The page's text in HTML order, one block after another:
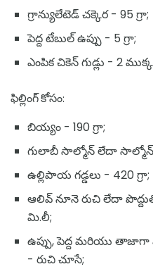
గ్రాన్యులేటెడ్ చక్కెర - 95 గ్రా;
పెద్ద టేబుల్ ఉప్పు - 5 గ్రా;
ఎంపిక చికెన్ గుడ్లు - 2
ఫిల్లింగ్ కోసం:
బియ్యం - 190 గ్రా;
గులాబీ సాల్మోన్ లేదా సాల్మోన్
ఉల్లిపాయ గడ్డలు - 420 గ్రా;
ఆలివ్ నూనె రుచి లేదా
మి.లీ;
ఉప్పు, పెద్ద మరియు
- రుచి చూసే;